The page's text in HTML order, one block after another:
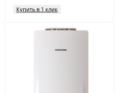
Купить в 1 клик